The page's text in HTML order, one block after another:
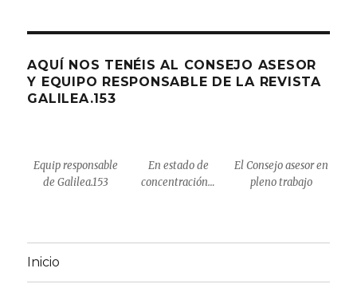
AQUÍ NOS TENÉIS AL CONSEJO ASESOR
Y EQUIPO RESPONSABLE DE LA REVISTA
GALILEA.153
Equip responsable
de Galilea.153
En estado de
concentración…
El Consejo asesor en
pleno trabajo
Inicio